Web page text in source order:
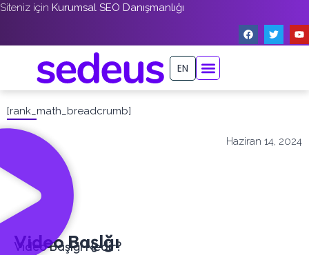
Siteniz için Kurumsal SEO Danışmanlığı
EN
[rank_math_breadcrumb]
Haziran 14, 2024
Video Başlğı
Video Başlğı Nedir?